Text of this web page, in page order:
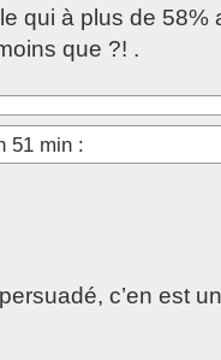
qui à plus de 58%
que ?! .
51 min :
c’en est